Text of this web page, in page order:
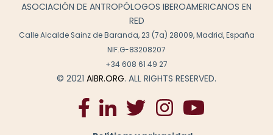
ASOCIACIÓN DE ANTROPÓLOGOS IBEROAMERICANOS EN
RED
Calle Alcalde Sainz de Baranda, 23 (7a) 28009, Madrid, España
NIF.G-83208207
+34 608 61 49 27
© 2021 AIBR.ORG. ALL RIGHTS RESERVED.